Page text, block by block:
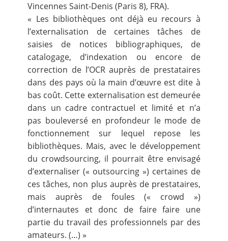
Vincennes Saint-Denis (Paris 8), FRA).
« Les bibliothèques ont déjà eu recours à
l’externalisation de certaines tâches de
saisies de notices bibliographiques, de
catalogage, d’indexation ou encore de
correction de l’OCR auprès de prestataires
dans des pays où la main d’œuvre est dite à
bas coût. Cette externalisation est demeurée
dans un cadre contractuel et limité et n’a
pas bouleversé en profondeur le mode de
fonctionnement sur lequel repose les
bibliothèques. Mais, avec le développement
du crowdsourcing, il pourrait être envisagé
d’externaliser (« outsourcing ») certaines de
ces tâches, non plus auprès de prestataires,
mais auprès de foules (« crowd »)
d’internautes et donc de faire faire une
partie du travail des professionnels par des
amateurs. (…) »